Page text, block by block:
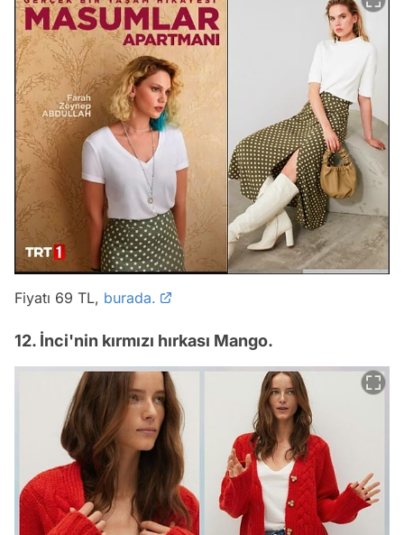
Fiyatı 69 TL, burada.
12. İnci'nin kırmızı hırkası Mango.